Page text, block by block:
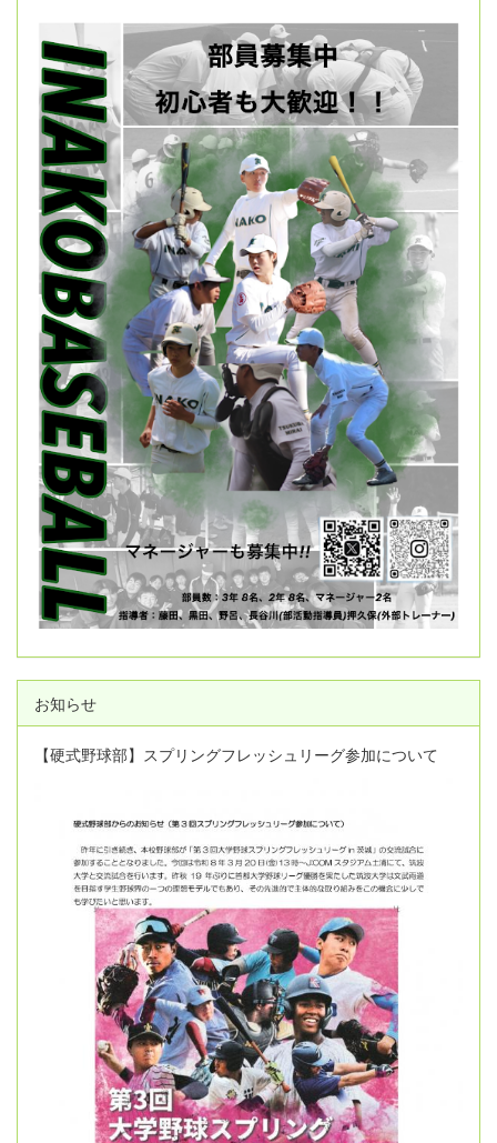
お知らせ
【硬式野球部】スプリングフレッシュリーグ参加について